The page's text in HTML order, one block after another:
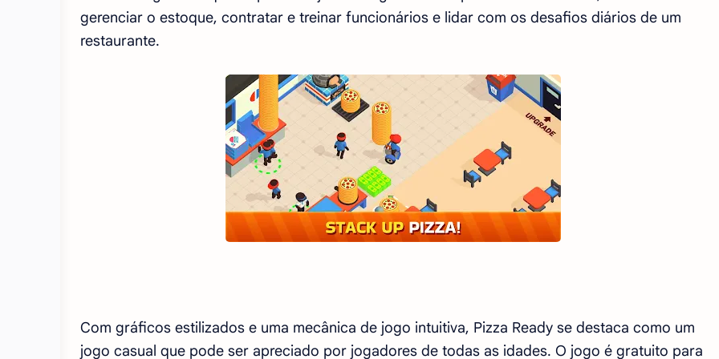
gerenciar o estoque, contratar e treinar funcionários e lidar com os desafios diários de um
restaurante.
Com gráficos estilizados e uma mecânica de jogo intuitiva, Pizza Ready se destaca como um
jogo casual que pode ser apreciado por jogadores de todas as idades. O jogo é gratuito para